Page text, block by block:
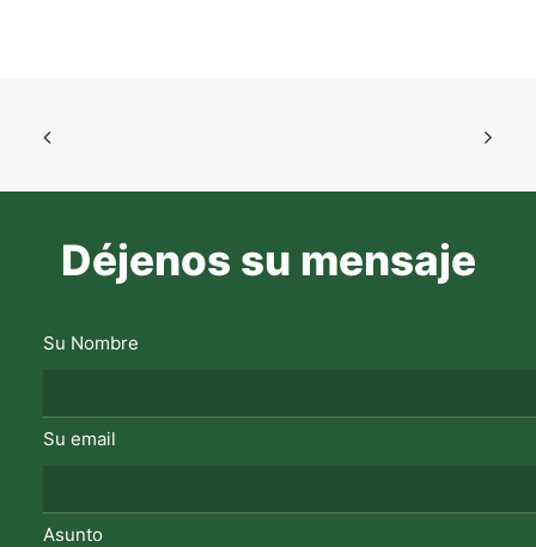
Déjenos su mensaje
Su Nombre
Su email
Asunto